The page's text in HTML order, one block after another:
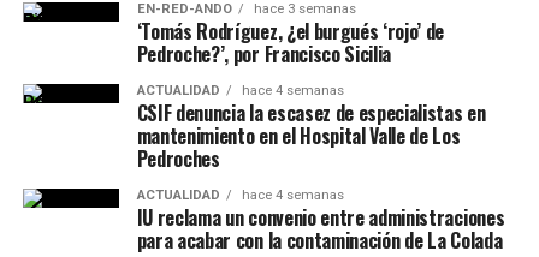
EN-RED-ANDO hace 3 semanas
‘Tomás Rodríguez, ¿el burgués ‘rojo’ de
Pedroche?’, por Francisco Sicilia
ACTUALIDAD hace 4 semanas
CSIF denuncia la escasez de especialistas en
mantenimiento en el Hospital Valle de Los
Pedroches
ACTUALIDAD hace 4 semanas
IU reclama un convenio entre administraciones
para acabar con la contaminación de La Colada